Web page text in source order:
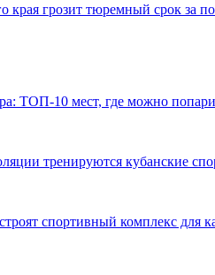
края грозит тюремный срок за
ТОП-10 мест, где можно
тренируются кубанские
спортивный комплекс для